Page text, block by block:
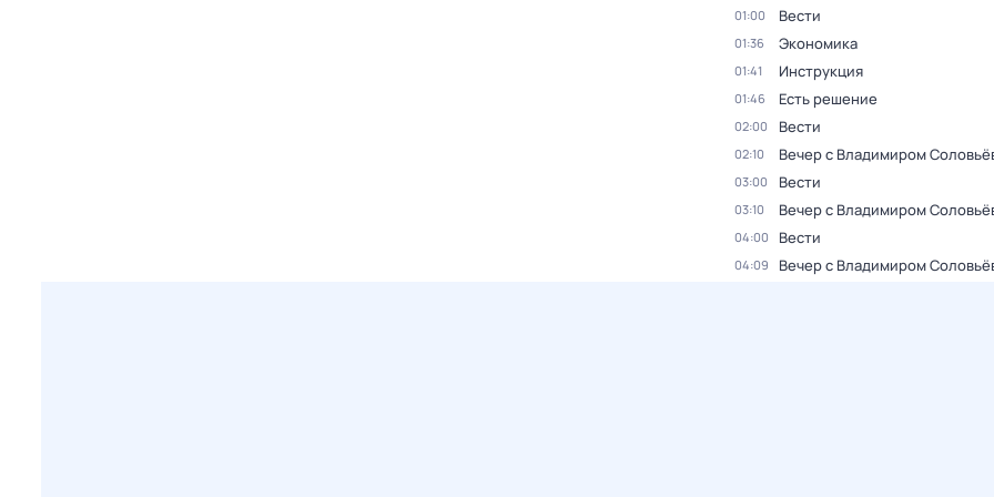
01:00 Вести
01:36 Экономика
01:41 Инструкция
01:46 Есть решение
02:00 Вести
02:10 Вечер с Владимиром
03:00 Вести
03:10 Вечер с Владимиром
04:00 Вести
04:09 Вечер с Владимиром